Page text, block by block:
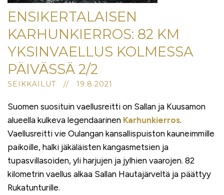
ENSIKERTALAISEN
KARHUNKIERROS: 82 KM
YKSINVAELLUS KOLMESSA
PÄIVÄSSÄ 2/2
SEIKKAILUT // 19.8.2021
Suomen suosituin vaellusreitti on Sallan ja Kuusamon
alueella kulkeva legendaarinen Karhunkierros.
Vaellusreitti vie Oulangan kansallispuiston kauneimmille
paikoille, halki jäkäläisten kangasmetsien ja
tupasvillasoiden, yli harjujen ja jylhien vaarojen. 82
kilometrin vaellus alkaa Sallan Hautajärveltä ja päättyy
Rukatunturille.